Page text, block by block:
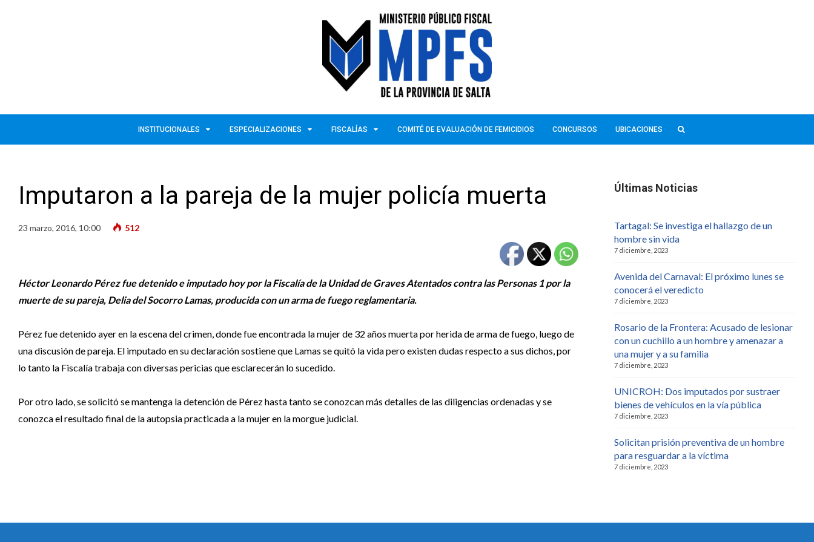
INSTITUCIONALES ESPECIALIZACIONES FISCALÍAS COMITÉ DE EVALUACIÓN DE FEMICIDIOS CONCURSOS UBICACIONES
Imputaron a la pareja de la mujer policía muerta
23 marzo, 2016, 10:00 512
Héctor Leonardo Pérez fue detenido e imputado hoy por la Fiscalía de la Unidad de Graves Atentados contra las Personas 1 por la
muerte de su pareja, Delia del Socorro Lamas, producida con un arma de fuego reglamentaria.
Pérez fue detenido ayer en la escena del crimen, donde fue encontrada la mujer de 32 años muerta por herida de arma de fuego, luego de
una discusión de pareja. El imputado en su declaración sostiene que Lamas se quitó la vida pero existen dudas respecto a sus dichos, por
lo tanto la Fiscalía trabaja con diversas pericias que esclarecerán lo sucedido.
Por otro lado, se solicitó se mantenga la detención de Pérez hasta tanto se conozcan más detalles de las diligencias ordenadas y se
conozca el resultado final de la autopsia practicada a la mujer en la morgue judicial.
Últimas Noticias
Tartagal: Se investiga el hallazgo de un
hombre sin vida
7 diciembre, 2023
Avenida del Carnaval: El próximo lunes se
conocerá el veredicto
7 diciembre, 2023
Rosario de la Frontera: Acusado de lesionar
con un cuchillo a un hombre y amenazar a
una mujer y a su familia
7 diciembre, 2023
UNICROH: Dos imputados por sustraer
bienes de vehículos en la vía pública
7 diciembre, 2023
Solicitan prisión preventiva de un hombre
para resguardar a la víctima
7 diciembre, 2023